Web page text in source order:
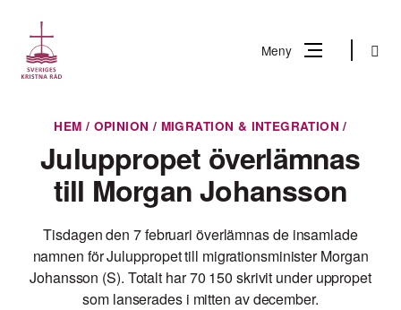
innehåll
Meny Sök
efter?
Sök
HEM / OPINION / MIGRATION & INTEGRATION /
Juluppropet överlämnas
till Morgan Johansson
Tisdagen den 7 februari överlämnas de insamlade
namnen för Juluppropet till migrationsminister Morgan
Johansson (S). Totalt har 70 150 skrivit under uppropet
som lanserades i mitten av december.